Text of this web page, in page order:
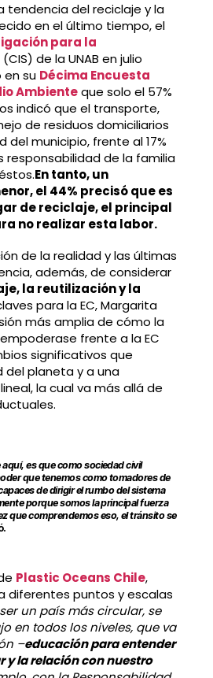
tendencia del reciclaje y la
en el último tiempo, el
para la
(CIS) de la UNAB en julio
en su Décima Encuesta
Ambienteque solo el 57%
indicó que el transporte,
de residuos domiciliarios
del municipio, frente al 17%
responsabilidad de la familia
En tanto, un
el 44% precisó que es
de reciclaje, el principal
no realizar esta labor.
de la realidad y las últimas
además, de considerar
la reutilización y la
para la EC, Margarita
más amplia de cómo la
frente a la EC
significativos que
del planeta y a una
la cual va más allá de
es que como sociedad civil
que tenemos como tomadores de
de dirigir el rumbo del sistema
porque somos la principal fuerza
que comprendemos eso, el tránsito se
Plastic Oceans Chile,
diferentes puntos y escalas
ser un país más circular, se
en todos los niveles, que va
–educación para entender
y la relación con nuestro